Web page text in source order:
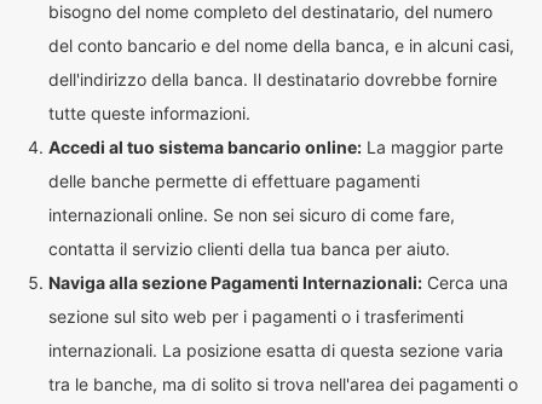
bisogno del nome completo del destinatario, del numero
del conto bancario e del nome della banca, e in alcuni casi,
dell'indirizzo della banca. Il destinatario dovrebbe fornire
tutte queste informazioni.
Accedi al tuo sistema bancario online: La maggior parte
delle banche permette di effettuare pagamenti
internazionali online. Se non sei sicuro di come fare,
contatta il servizio clienti della tua banca per aiuto.
Naviga alla sezione Pagamenti Internazionali: Cerca una
sezione sul sito web per i pagamenti o i trasferimenti
internazionali. La posizione esatta di questa sezione varia
tra le banche, ma di solito si trova nell'area dei pagamenti o